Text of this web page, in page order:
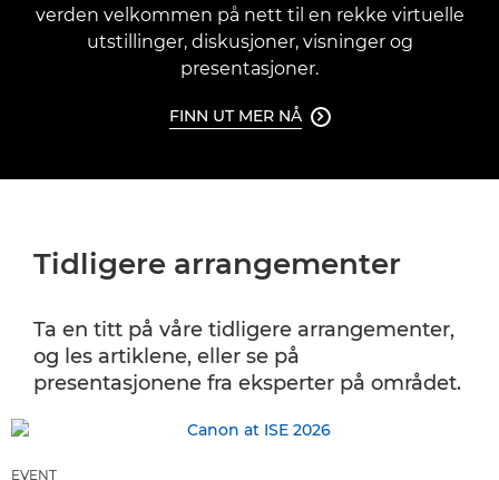
verden velkommen på nett til en rekke virtuelle
utstillinger, diskusjoner, visninger og
presentasjoner.
FINN UT MER NÅ 
Tidligere arrangementer
Ta en titt på våre tidligere arrangementer,
og les artiklene, eller se på
presentasjonene fra eksperter på området.
EVENT